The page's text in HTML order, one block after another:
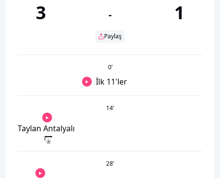
3 -
Paylaş
1
0’
İlk 11'ler
14’
Taylan Antalyalı
28’